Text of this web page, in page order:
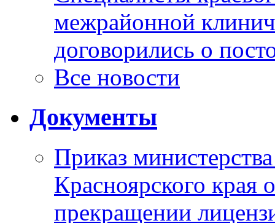
межрайонной
договорились о
Все новости
Документы
Приказ
Красноярского
прекращении